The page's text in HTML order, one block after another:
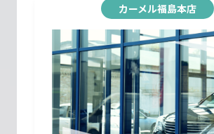
カーメル福島本店